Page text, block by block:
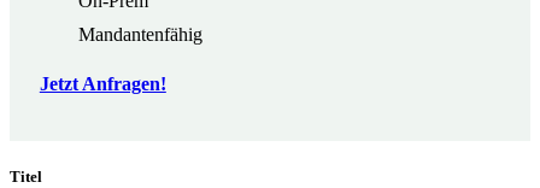
Mandantenfähig
Jetzt Anfragen!
Titel